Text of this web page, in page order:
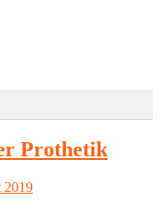
Prothetik
2019